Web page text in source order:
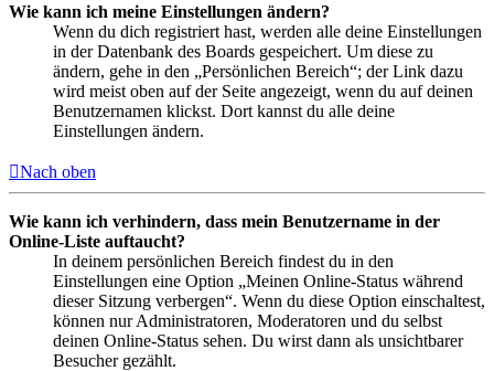
Wie kann ich meine Einstellungen ändern?
Wenn du dich registriert hast, werden alle deine Einstellungen
in der Datenbank des Boards gespeichert. Um diese zu
ändern, gehe in den „Persönlichen Bereich“; der Link dazu
wird meist oben auf der Seite angezeigt, wenn du auf deinen
Benutzernamen klickst. Dort kannst du alle deine
Einstellungen ändern.
Nach oben
Wie kann ich verhindern, dass mein Benutzername in der
Online-Liste auftaucht?
In deinem persönlichen Bereich findest du in den
Einstellungen eine Option „Meinen Online-Status während
dieser Sitzung verbergen“. Wenn du diese Option einschaltest,
können nur Administratoren, Moderatoren und du selbst
deinen Online-Status sehen. Du wirst dann als unsichtbarer
Besucher gezählt.